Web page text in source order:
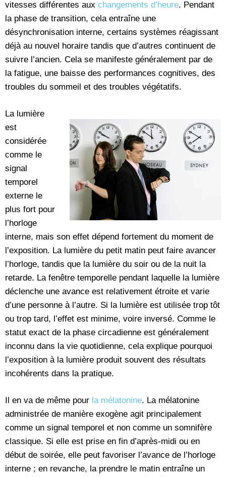
vitesses différentes aux changements d’heure. Pendant
la phase de transition, cela entraîne une
désynchronisation interne, certains systèmes réagissant
déjà au nouvel horaire tandis que d’autres continuent de
suivre l’ancien. Cela se manifeste généralement par de
la fatigue, une baisse des performances cognitives, des
troubles du sommeil et des troubles végétatifs.
La lumière
est
considérée
comme le
signal
temporel
externe le
plus fort pour
l’horloge
interne, mais son effet dépend fortement du moment de
l’exposition. La lumière du petit matin peut faire avancer
l’horloge, tandis que la lumière du soir ou de la nuit la
retarde. La fenêtre temporelle pendant laquelle la lumière
déclenche une avance est relativement étroite et varie
d’une personne à l’autre. Si la lumière est utilisée trop tôt
ou trop tard, l’effet est minime, voire inversé. Comme le
statut exact de la phase circadienne est généralement
inconnu dans la vie quotidienne, cela explique pourquoi
l’exposition à la lumière produit souvent des résultats
incohérents dans la pratique.
Il en va de même pour la mélatonine. La mélatonine
administrée de manière exogène agit principalement
comme un signal temporel et non comme un somnifère
classique. Si elle est prise en fin d’après-midi ou en
début de soirée, elle peut favoriser l’avance de l’horloge
interne ; en revanche, la prendre le matin entraîne un